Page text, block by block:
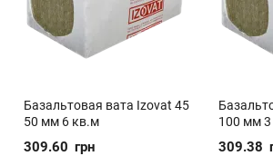
Базальтовая вата Izovat 45
50 мм 6 кв.м
309.60 грн
100 мм
309.38